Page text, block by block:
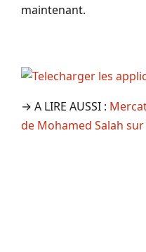
maintenant.
→ A LIRE AUSSI :
de Mohamed Salah